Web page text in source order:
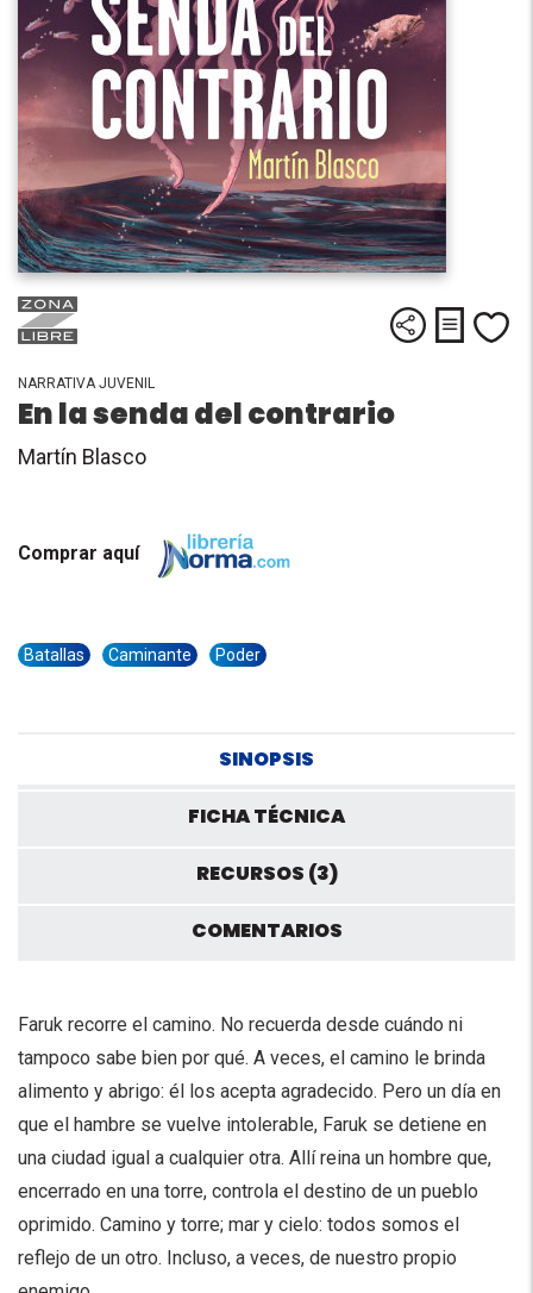
Compartir
NARRATIVA JUVENIL
En la senda del contrario
Martín Blasco
Comprar aquí
Batallas Caminante Poder
SINOPSIS
FICHA TÉCNICA
RECURSOS (3)
COMENTARIOS
Faruk recorre el camino. No recuerda desde cuándo ni
tampoco sabe bien por qué. A veces, el camino le brinda
alimento y abrigo: él los acepta agradecido. Pero un día en
que el hambre se vuelve intolerable, Faruk se detiene en
una ciudad igual a cualquier otra. Allí reina un hombre que,
encerrado en una torre, controla el destino de un pueblo
oprimido. Camino y torre; mar y cielo: todos somos el
reflejo de un otro. Incluso, a veces, de nuestro propio